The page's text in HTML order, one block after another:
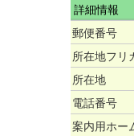
詳細情報
郵便番号
所在地フリ
所在地
電話番号
案内用ホー